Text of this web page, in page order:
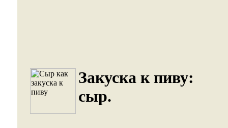
Закуска к пиву:
сыр.